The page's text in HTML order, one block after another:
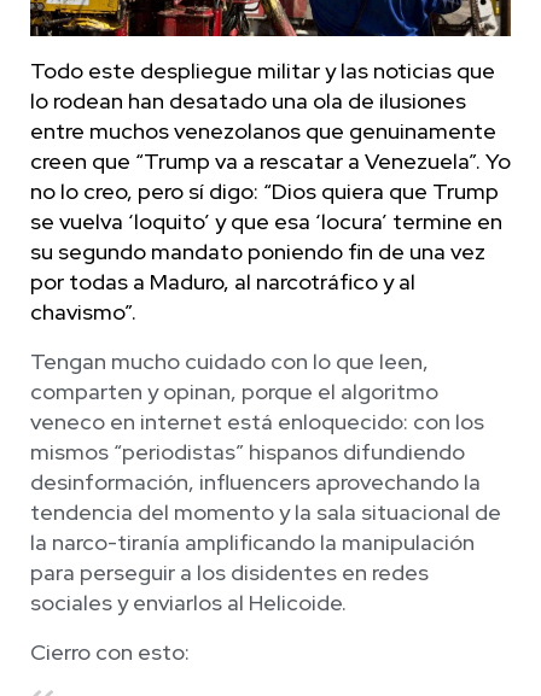
Todo este despliegue militar y las noticias que
lo rodean han desatado una ola de ilusiones
entre muchos venezolanos que genuinamente
creen que “Trump va a rescatar a Venezuela”. Yo
no lo creo, pero sí digo: “Dios quiera que Trump
se vuelva ‘loquito’ y que esa ‘locura’ termine en
su segundo mandato poniendo fin de una vez
por todas a Maduro, al narcotráfico y al
chavismo”.
Tengan mucho cuidado con lo que leen,
comparten y opinan, porque el algoritmo
veneco en internet está enloquecido: con los
mismos “periodistas” hispanos difundiendo
desinformación, influencers aprovechando la
tendencia del momento y la sala situacional de
la narco-tiranía amplificando la manipulación
para perseguir a los disidentes en redes
sociales y enviarlos al Helicoide.
Cierro con esto: